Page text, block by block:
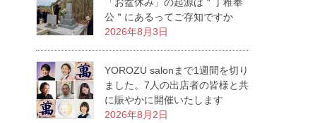
公＂にあるってご存知ですか
2026年8月3日
YOROZU salonまで1週間を切り
ました。7人の出店者の皆様と共
に賑やかに開催いたします
2026年8月2日